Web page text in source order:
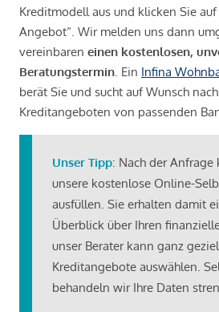
Kreditmodell aus und klicken Sie auf
Angebot“. Wir melden uns dann
vereinbaren einen kostenlosen,
Beratungstermin . Ein Infina
berät Sie und sucht auf Wunsch
Kreditangeboten von passenden
Unser Tipp: Nach der Anfrage
unsere kostenlose Online-
ausfüllen. Sie erhalten damit
Überblick über Ihren
unser Berater kann ganz
Kreditangebote auswählen.
behandeln wir Ihre Daten